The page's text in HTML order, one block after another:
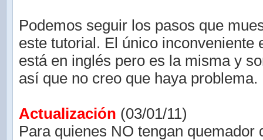
Podemos seguir los pasos que
este tutorial. El único inconveniente
está en inglés pero es la misma y
así que no creo que haya problema.
Actualización (03/01/11)
Para quienes NO tengan quemador